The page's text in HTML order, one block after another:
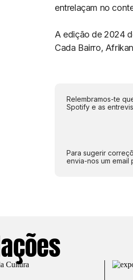
entrelaçam no
A edição de 2024
Cada Bairro,
Relembramos-te
Spotify e as
Para sugerir
envia-nos um email